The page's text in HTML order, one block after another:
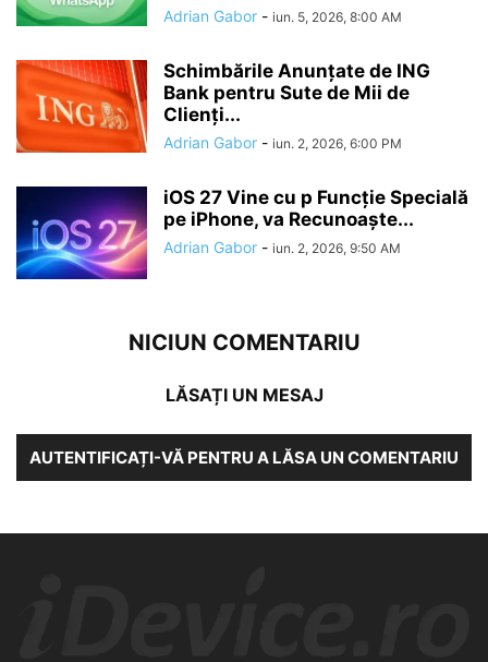
Adrian Gabor - iun. 5, 2026, 8:00 AM
Schimbările Anunțate de ING
Bank pentru Sute de Mii de
Clienți...
Adrian Gabor - iun. 2, 2026, 6:00 PM
iOS 27 Vine cu p Funcție Specială
pe iPhone, va Recunoaște...
Adrian Gabor - iun. 2, 2026, 9:50 AM
NICIUN COMENTARIU
LĂSAȚI UN MESAJ
AUTENTIFICAȚI-VĂ PENTRU A LĂSA UN COMENTARIU